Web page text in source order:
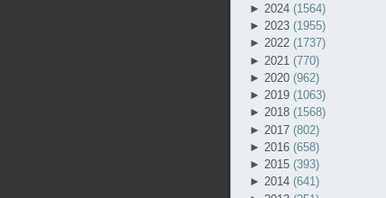
► 2024 (1564)
► 2023 (1955)
► 2022 (1737)
► 2021 (770)
► 2020 (962)
► 2019 (1063)
► 2018 (1568)
► 2017 (802)
► 2016 (658)
► 2015 (393)
► 2014 (641)